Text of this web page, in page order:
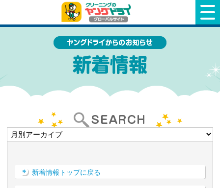
クリーニングのヤングドライ
新着情報トップに戻る